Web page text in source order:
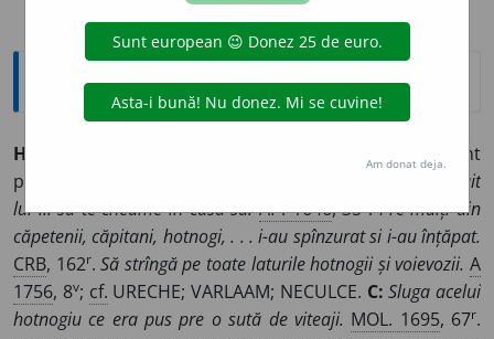
Arhaisme și regionalisme
HOTNOG
SV) Comandant
peste o sută de ostași.
Cornilie hotnogul . . . i s-au grăit
lui ... să te cheame în casa sa. AP. 1646, 35 .Pre mulți din
căpetenii, căpitani, hotnogi, . . . i-au spînzurat si i-au înțăpat.
CRB, 162r.Să strîngă pe toate laturile hotnogii și voievozii. A
1756, 8v; cf. URECHE; VARLAAM; NECULCE. C: Sluga acelui
hotnogiu ce era pus pre o sută de viteaji. MOL. 1695, 67r.
Am donat deja.